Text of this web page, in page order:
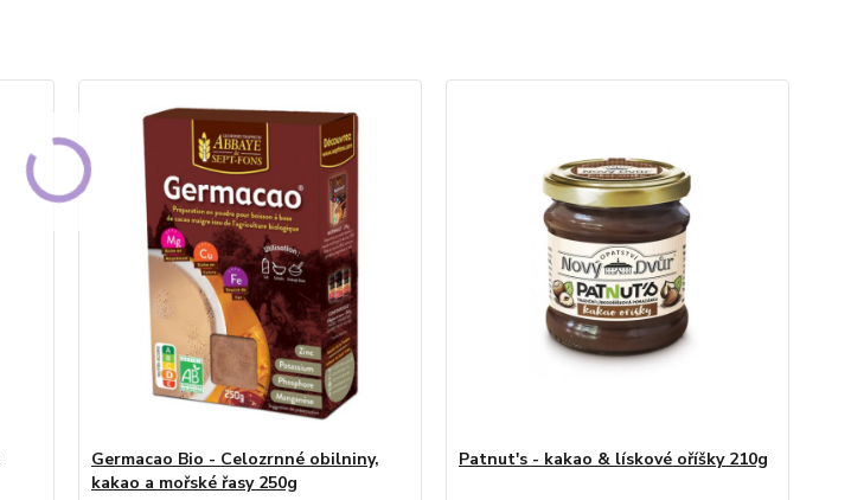
Germacao Bio - Celozrnné obilniny,
kakao a mořské řasy 250g
Patnut's - kakao & lískové oříšky 210g